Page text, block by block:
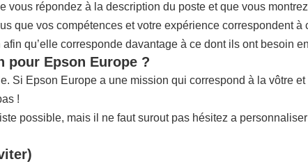
répondez à la description du poste et que vous
que vos compétences et votre expérience correspondent
qu’elle corresponde davantage à ce dont ils ont besoin
pour Epson Europe ?
Si Epson Europe a une mission qui correspond à la vôtre
!
possible, mais il ne faut surout pas hésitez a